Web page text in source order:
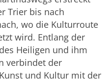
Trier bis nach
wo die Kulturroute
wird. Entlang der
Heiligen und ihm
verbindet der
und Kultur mit der